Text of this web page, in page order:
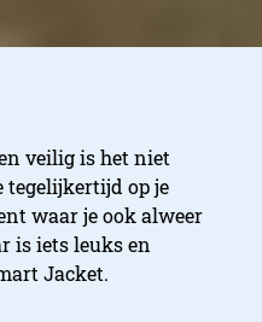
veilig is het niet
tegelijkertijd op je
waar je ook alweer
is iets leuks en
Jacket.